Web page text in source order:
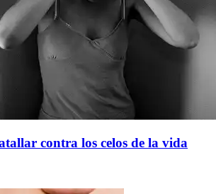
contra los celos de la vida